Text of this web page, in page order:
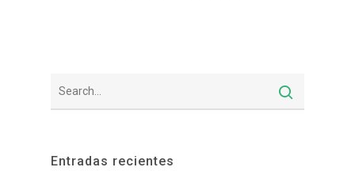
Entradas recientes